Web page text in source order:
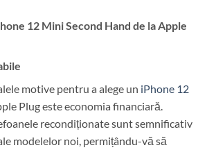
12 Mini Second Hand de la Apple
motive pentru a alege un iPhone 12
Plug este economia financiară.
recondiționate sunt semnificativ
modelelor noi, permițându-vă să